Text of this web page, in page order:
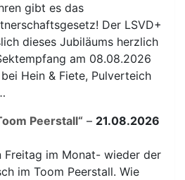
gibt es das
Der LSVD+
dieses Jubiläums herzlich
am 08.08.2026
Hein & Fiete, Pulverteich
Peerstall“ – 21.08.2026
Freitag im Monat- wieder der
im Toom Peerstall. Wie